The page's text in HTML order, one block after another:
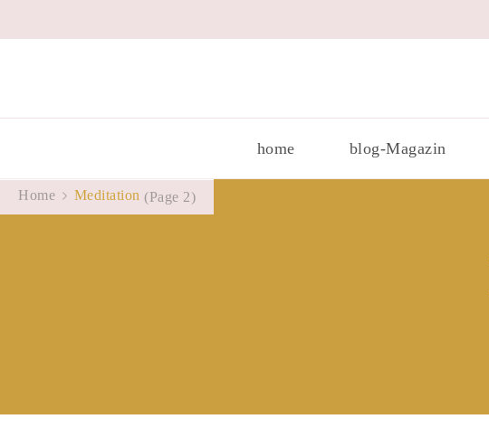
home blog-Magazin
Home Meditation (Page 2)